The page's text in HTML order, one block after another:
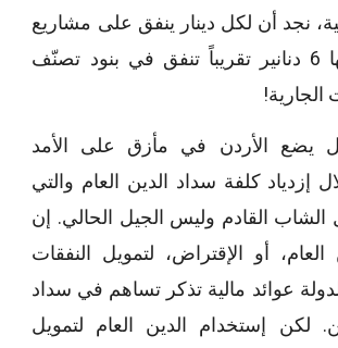
نجد أن لكل دينار ينفق على مشاريع
رأسمالية يقابلها 6 دنانير تقريباً تنفق في بنود تصنّف
الجارية!
يضع الأردن في مأزق على الأمد
إزدياد كلفة سداد الدين العام والتي
الشاب القادم وليس الجيل الحالي. إن
أو الإقتراض، لتمويل النفقات
عوائد مالية تذكر تساهم في سداد
لكن إستخدام الدين العام لتمويل